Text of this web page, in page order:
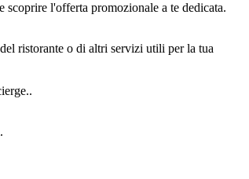
l'offerta promozionale a te dedicata.
ristorante o di altri servizi utili per la tua